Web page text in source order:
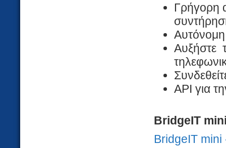
Γρήγορη
Αυτόνομη
Αυξήστε
API για
BridgeIT
BridgeIT mini